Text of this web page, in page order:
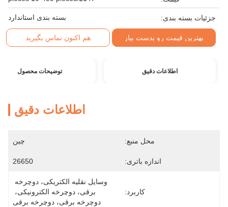
جزئیات بسته بندی: بسته بندی استاندارد
بهترین قیمت رو بدست بیار هم اکنون تماس بگیرید
اطلاعات دقیق توضیحات محصول
اطلاعات دقیق
محل منبع: چین
اندازه باتری: 26650
کاربرد:
دوچرخه برقی، دوچرخه برقی